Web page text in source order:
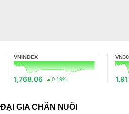
VNINDEX
1,768.06 0.19%
VN30
ĐẠI GIA CHĂN NUÔI